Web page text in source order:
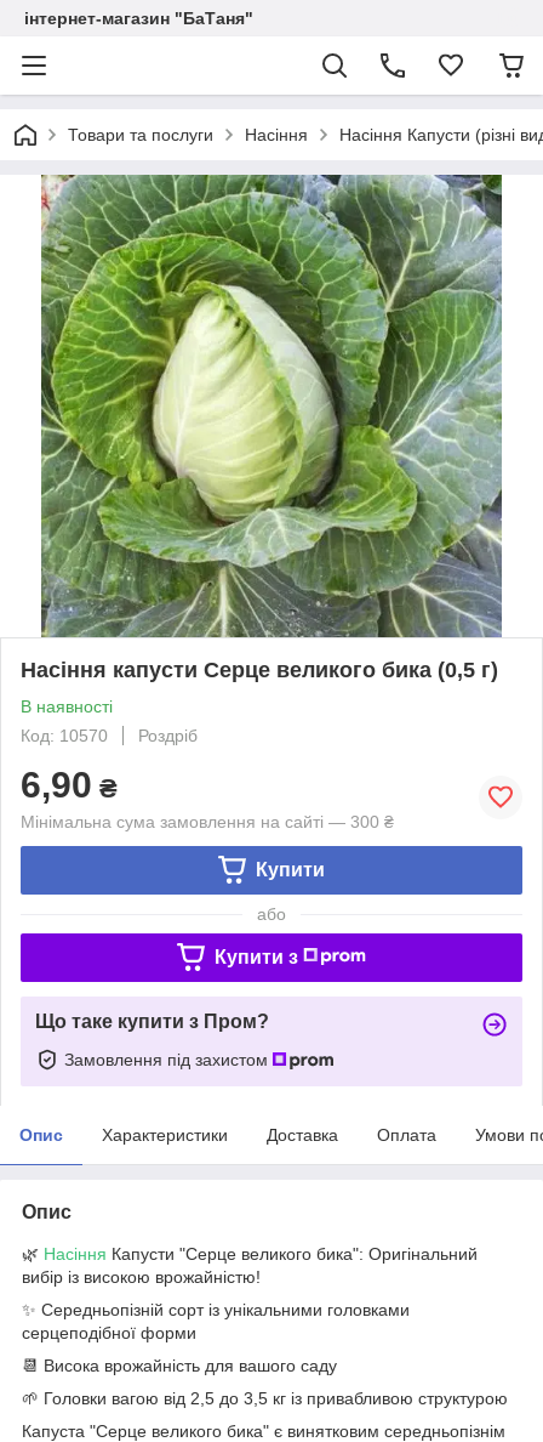
інтернет-магазин "БаТаня"
Товари та послуги Насіння Насіння Капусти (різні
Насіння капусти Серце великого бика (0,5 г)
В наявності
Код: 10570
Роздріб
6,90 ₴
Мінімальна сума замовлення на сайті — 300 ₴
Купити
або
Купити з
Що таке купити з Пром?
Замовлення під захистом
Опис Характеристики Доставка Оплата Умови
Опис
🌿 Насіння Капусти "Серце великого бика": Оригінальний
вибір із високою врожайністю!
✨ Середньопізній сорт із унікальними головками
серцеподібної форми
📆 Висока врожайність для вашого саду
🌱 Головки вагою від 2,5 до 3,5 кг із привабливою структурою
Капуста "Серце великого бика" є винятковим середньопізнім